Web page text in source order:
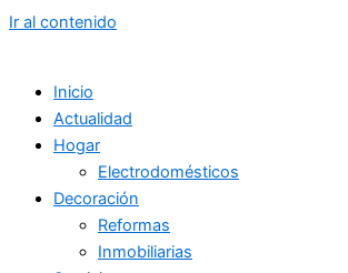
Ir al contenido
Inicio
Actualidad
Hogar
Electrodomésticos
Decoración
Reformas
Inmobiliarias